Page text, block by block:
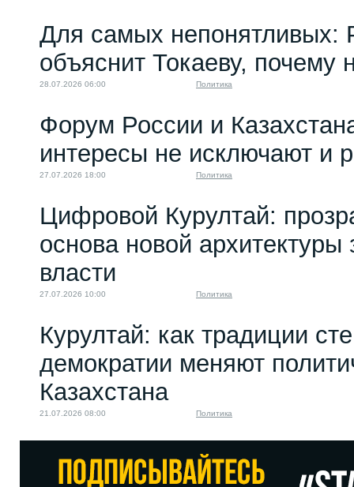
Для самых непонятливых:
объяснит Токаеву,
28.07.2026 06:00 Политика
Форум России и
интересы не исключают и
27.07.2026 18:00 Политика
Цифровой Курултай:
основа новой архитектуры
власти
27.07.2026 10:00 Политика
Курултай: как традиции
демократии меняют
Казахстана
21.07.2026 08:00 Политика